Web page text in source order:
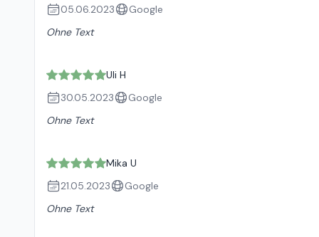
05.06.2023
Google
Ohne Text
Uli H
30.05.2023
Google
Ohne Text
Mika U
21.05.2023
Google
Ohne Text